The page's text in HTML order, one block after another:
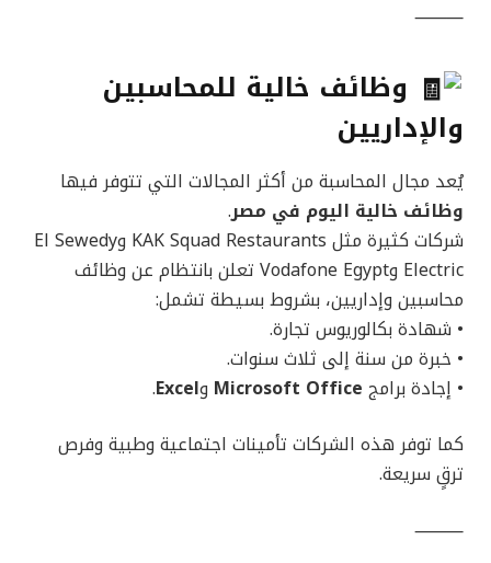
⸻
وظائف خالية للمحاسبين
والإداريين
يُعد مجال المحاسبة من أكثر المجالات التي تتوفر فيها
وظائف خالية اليوم في مصر.
شركات كثيرة مثل KAK Squad Restaurants وEl Sewedy
Electric وVodafone Egypt تعلن بانتظام عن وظائف
محاسبين وإداريين، بشروط بسيطة تشمل:
• شهادة بكالوريوس تجارة.
• خبرة من سنة إلى ثلاث سنوات.
• إجادة برامج Microsoft Office وExcel
.
كما توفر هذه الشركات تأمينات اجتماعية وطبية وفرص
ترقٍ سريعة.
⸻